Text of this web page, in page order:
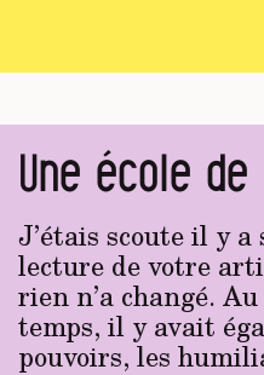
Une école
J’étais scoute il y
lecture de votre
rien n’a changé.
temps, il y avait
pouvoirs, les